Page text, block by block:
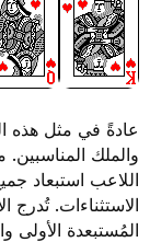
عادةً في مثل هذه
والملك المناسبين.
اللاعب استبعاد
الاستثناءات. تُدرج
المُستبعدة الأولى